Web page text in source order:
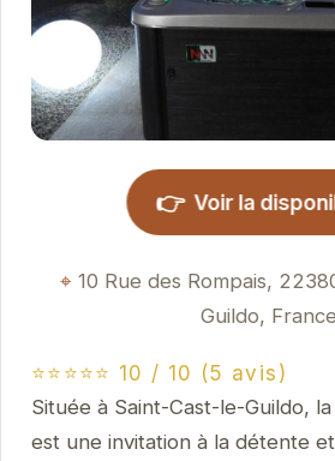
👉 Voir la
10 Rue des Rompais,
Guildo, France
⭐⭐⭐⭐⭐ 10 / 10 (5 avis)
Située à Saint-Cast-le-Guildo,
est une invitation à la détente